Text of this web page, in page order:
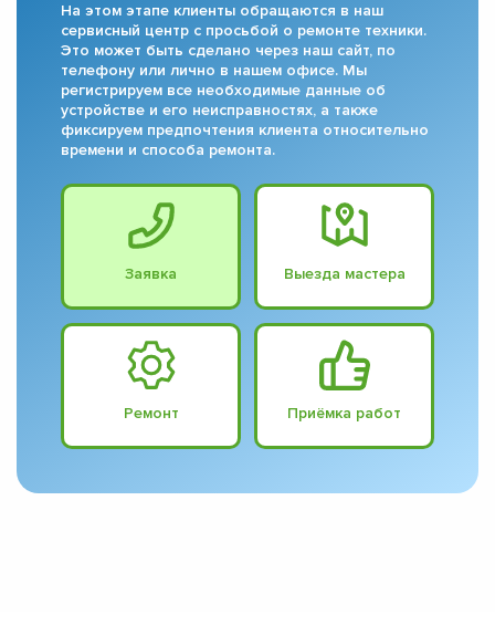
На этом этапе клиенты обращаются в наш
сервисный центр с просьбой о ремонте техники.
Это может быть сделано через наш сайт, по
телефону или лично в нашем офисе. Мы
регистрируем все необходимые данные об
устройстве и его неисправностях, а также
фиксируем предпочтения клиента относительно
времени и способа ремонта.
Заявка Выезда мастера
Ремонт Приёмка работ